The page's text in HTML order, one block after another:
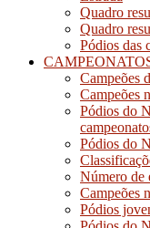
Quadro
Quadro
Pódios das
Campeões
Campeões
Pódios do
Pódios do
Número de
Campeões
Pódios